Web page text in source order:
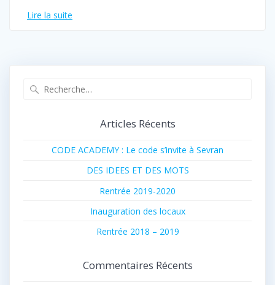
Lire la suite
Articles Récents
CODE ACADEMY : Le code s’invite à Sevran
DES IDEES ET DES MOTS
Rentrée 2019-2020
Inauguration des locaux
Rentrée 2018 – 2019
Commentaires Récents